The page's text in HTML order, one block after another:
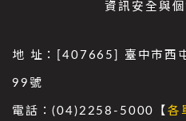
資訊安全與
地 址：[407665] 臺中市西
99號
電話：(04)2258-5000【各